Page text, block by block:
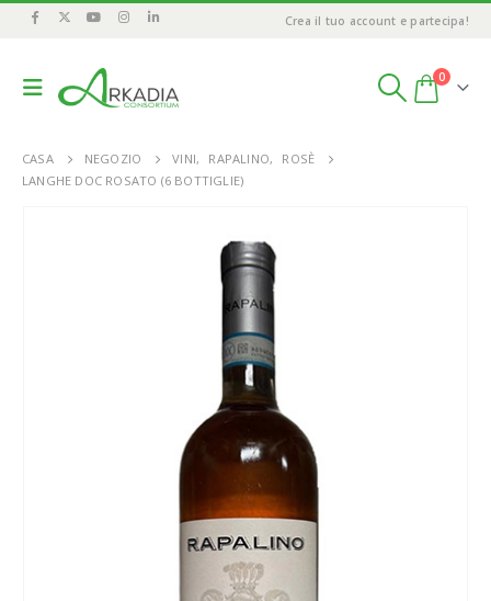
Crea il tuo account e partecipa!
0
CASA NEGOZIO VINI, RAPALINO,
ROSÈ
LANGHE DOC ROSATO (6 BOTTIGLIE)